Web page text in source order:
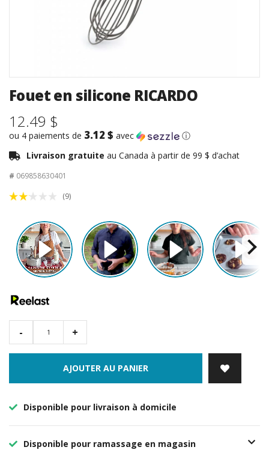
Fouet en silicone RICARDO
12.49 $
ou 4 paiements de 3.12 $ avec
ⓘ
Livraison gratuite au Canada à partir de 99 $ d’achat
# 069858630401
(9)
- +
AJOUTER AU PANIER
Disponible pour livraison à domicile
Disponible pour ramassage en magasin